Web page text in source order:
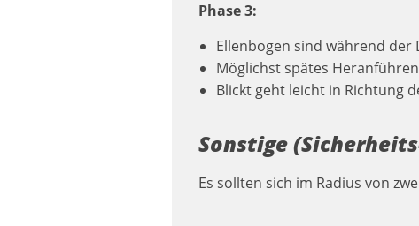
Phase 3:
Ellenbogen sind während
Möglichst spätes
Blickt geht leicht in Richtung
Sonstige
Es sollten sich im Radius von